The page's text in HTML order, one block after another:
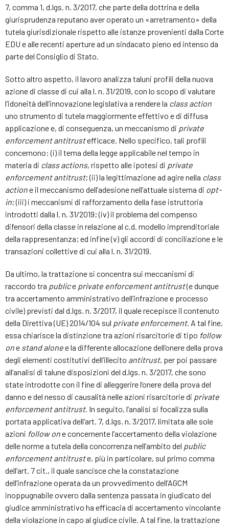
7, comma 1, d.lgs. n. 3/2017, che parte della dottrina e della
giurisprudenza reputano aver operato un «arretramento» della
tutela giurisdizionale rispetto alle istanze provenienti dalla Corte
EDU e alle recenti aperture ad un sindacato pieno ed intenso da
parte del Consiglio di Stato.
Sotto altro aspetto, il lavoro analizza taluni profili della nuova
azione di classe di cui alla l. n. 31/2019, con lo scopo di valutare
l’idoneità dell’innovazione legislativa a rendere la class action
uno strumento di tutela maggiormente effettivo e di diffusa
applicazione e, di conseguenza, un meccanismo di private
enforcement antitrustefficace. Nello specifico, tali profili
concernono: (i) il tema della legge applicabile nel tempo in
materia di class actions, rispetto alle ipotesi di private
enforcement antitrust; (ii) la legittimazione ad agire nella class
actione il meccanismo dell’adesione nell’attuale sistema di opt-
in; (iii) i meccanismi di rafforzamento della fase istruttoria
introdotti dalla l. n. 31/2019; (iv) il problema del compenso
difensori della classe in relazione al c.d. modello imprenditoriale
della rappresentanza; ed infine (v) gli accordi di conciliazione e le
transazioni collettive di cui alla l. n. 31/2019.
Da ultimo, la trattazione si concentra sui meccanismi di
raccordo tra publice private enforcement antitrust(e dunque
tra accertamento amministrativo dell’infrazione e processo
civile) previsti dal d.lgs. n. 3/2017, il quale recepisce il contenuto
della Direttiva (UE) 2014/104 sul private enforcement. A tal fine,
essa chiarisce la distinzione tra azioni risarcitorie di tipo follow
one stand alonee la differente allocazione dell’onere della prova
degli elementi costitutivi dell’illecito antitrust, per poi passare
all’analisi di talune disposizioni del d.lgs. n. 3/2017, che sono
state introdotte con il fine di alleggerire l’onere della prova del
danno e del nesso di causalità nelle azioni risarcitorie di private
enforcement antitrust. In seguito, l’analisi si focalizza sulla
portata applicativa dell’art. 7, d.lgs. n. 3/2017, limitata alle sole
azioni follow one concernente l’accertamento della violazione
delle norme a tutela della concorrenza nell’ambito del public
enforcement antitruste, più in particolare, sul primo comma
dell’art. 7 cit., il quale sancisce che la constatazione
dell’infrazione operata da un provvedimento dell’AGCM
inoppugnabile ovvero dalla sentenza passata in giudicato del
giudice amministrativo ha efficacia di accertamento vincolante
della violazione in capo al giudice civile. A tal fine, la trattazione